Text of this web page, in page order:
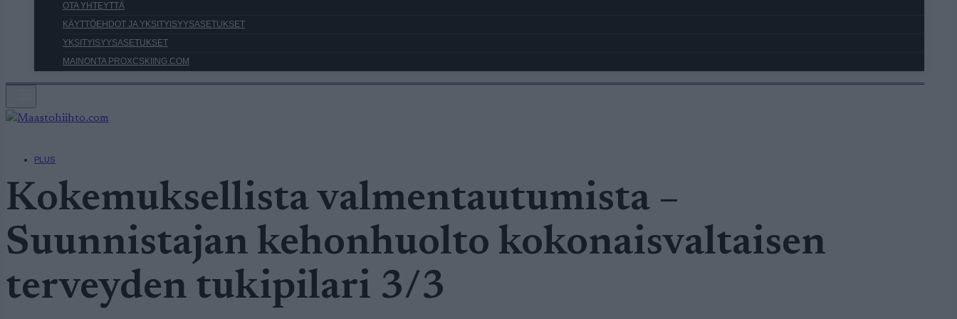
OTA YHTEYTTÄ
KÄYTTÖEHDOT JA YKSITYISYYSASETUKSET
YKSITYISYYSASETUKSET
MAINONTA PROXCSKIING.COM
PLUS
Kokemuksellista valmentautumista –
Suunnistajan kehonhuolto kokonaisvaltaisen
terveyden tukipilari 3/3